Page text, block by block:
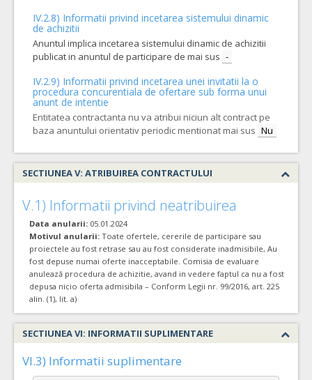
IV.2.8) Informatii privind incetarea sistemului dinamic
de achizitii
Anuntul implica incetarea sistemului dinamic de achizitii
publicat in anuntul de participare de mai sus -
IV.2.9) Informatii privind incetarea unei invitatii la o
procedura concurentiala de ofertare sub forma unui
anunt de intentie
Entitatea contractanta nu va atribui niciun alt contract pe
baza anuntului orientativ periodic mentionat mai sus Nu
SECTIUNEA V: ATRIBUIREA CONTRACTULUI
V.1) Informatii privind neatribuirea
Data anularii: 05.01.2024
Motivul anularii: Toate ofertele, cererile de participare sau
proiectele au fost retrase sau au fost considerate inadmisibile, Au
fost depuse numai oferte inacceptabile. Comisia de evaluare
anulează procedura de achizitie, avand in vedere faptul ca nu a fost
depusa nicio oferta admisibila – Conform Legii nr. 99/2016, art. 225
alin. (1), lit. a)
SECTIUNEA VI: INFORMATII SUPLIMENTARE
VI.3) Informatii suplimentare